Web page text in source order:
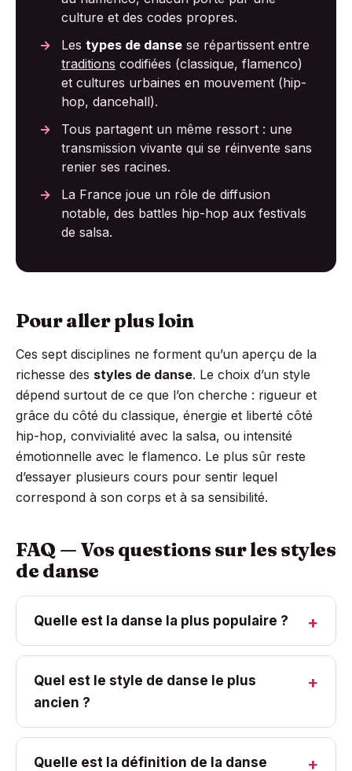
culture et des codes propres.
Les types de danse se répartissent entre
traditions codifiées (classique, flamenco)
et cultures urbaines en mouvement (hip-
hop, dancehall).
Tous partagent un même ressort : une
transmission vivante qui se réinvente sans
renier ses racines.
La France joue un rôle de diffusion
notable, des battles hip-hop aux festivals
de salsa.
Pour aller plus loin
Ces sept disciplines ne forment qu’un aperçu de la
richesse des styles de danse. Le choix d’un style
dépend surtout de ce que l’on cherche : rigueur et
grâce du côté du classique, énergie et liberté côté
hip-hop, convivialité avec la salsa, ou intensité
émotionnelle avec le flamenco. Le plus sûr reste
d’essayer plusieurs cours pour sentir lequel
correspond à son corps et à sa sensibilité.
FAQ — Vos questions sur les styles
de danse
Quelle est la danse la plus populaire ?
Quel est le style de danse le plus
ancien ?
Quelle est la définition de la danse